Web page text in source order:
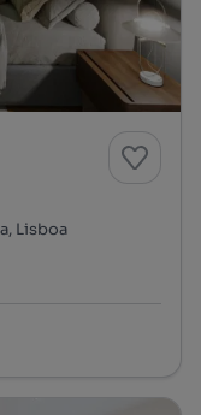
Lisboa